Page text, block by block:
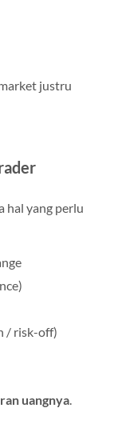
justru
hal yang perlu
/ risk-off)
uangnya.